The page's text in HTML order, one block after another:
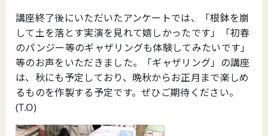
講座終了後にいただいたアンケートでは、「根鉢を崩
して土を落とす実演を見れて嬉しかったです」「初春
のパンジー等のギャザリングも体験してみたいです」
等のお声をいただきました。「ギャザリング」の講座
は、秋にも予定しており、晩秋からお正月まで楽しめ
るものを作製する予定です。ぜひご期待ください。
(T.O)